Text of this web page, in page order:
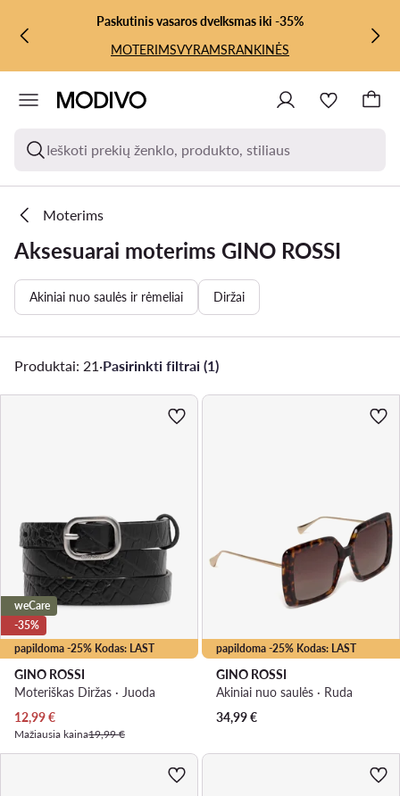
PEREITI PRIE PAGRINDINIO TURINIO
PEREITI Į PAIEŠKĄPaskutinis vasaros dvelksmas iki -35%
MOTERIMSVYRAMSRANKINĖS
Ieškoti prekių ženklo, produkto, stiliaus
Moterims
Aksesuarai moterims GINO ROSSI
Akiniai nuo saulės ir rėmeliai Diržai
Produktai: 21 ·Pasirinkti filtrai (1)
papildoma -25% Kodas: LAST
weCare
-35%
GINO ROSSI
Moteriškas Diržas · Juoda
Dabartinė kaina
12,99€
Mažiausia kaina19,99 €
papildoma -25% Kodas: LAST
GINO ROSSI
Akiniai nuo saulės · Ruda
34,99€